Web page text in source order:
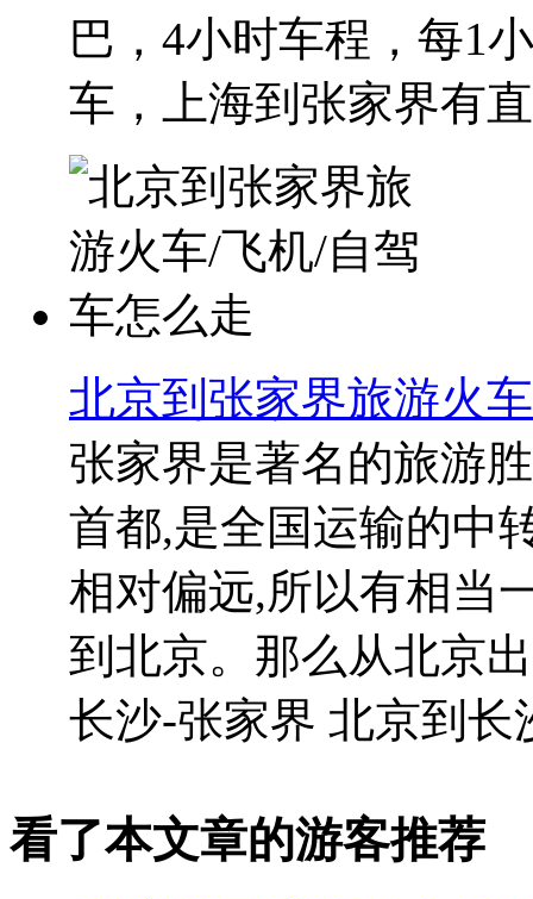
巴，4小时车程，每1
车，上海到张家界有
北京到张家界旅游火
张家界是著名的旅游
首都,是全国运输的中
相对偏远,所以有相当
到北京。那么从北京
长沙-张家界 北京到长
看了本文章的游客推荐